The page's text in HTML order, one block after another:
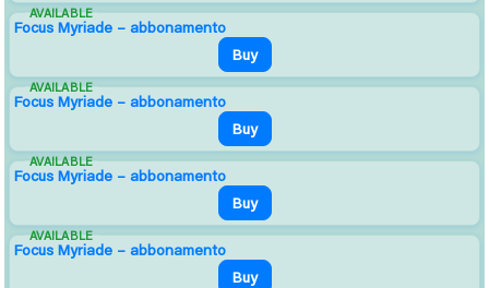
Focus Myriade – abbonamento
AVAILABLE
Buy
Focus Myriade – abbonamento
AVAILABLE
Buy
Focus Myriade – abbonamento
AVAILABLE
Buy
Focus Myriade – abbonamento
AVAILABLE
Buy